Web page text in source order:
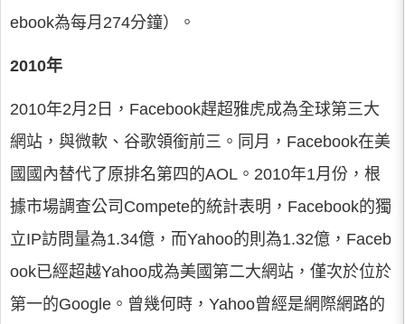
ebook為每月274分鐘）。
2010年
2010年2月2日，Facebook趕超雅虎成為全球第三大
網站，與微軟、谷歌領銜前三。同月，Facebook在美
國國內替代了原排名第四的AOL。2010年1月份，根
據市場調查公司Compete的統計表明，Facebook的獨
立IP訪問量為1.34億，而Yahoo的則為1.32億，Faceb
ook已經超越Yahoo成為美國第二大網站，僅次於位於
第一的Google。曾幾何時，Yahoo曾經是網際網路的